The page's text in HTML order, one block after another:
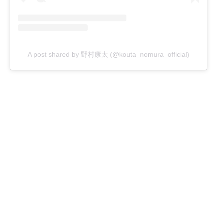
A post shared by 野村康太 (@kouta_nomura_official)